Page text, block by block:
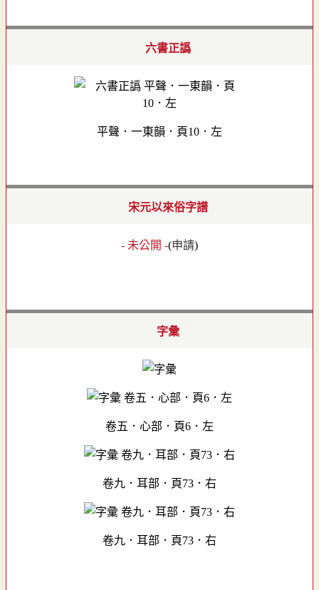
六書正譌
平聲．一東韻．頁10．左
宋元以來俗字譜
- 未公開 -(申請)
字彙
卷五．心部．頁6．左
卷九．耳部．頁73．右
卷九．耳部．頁73．右